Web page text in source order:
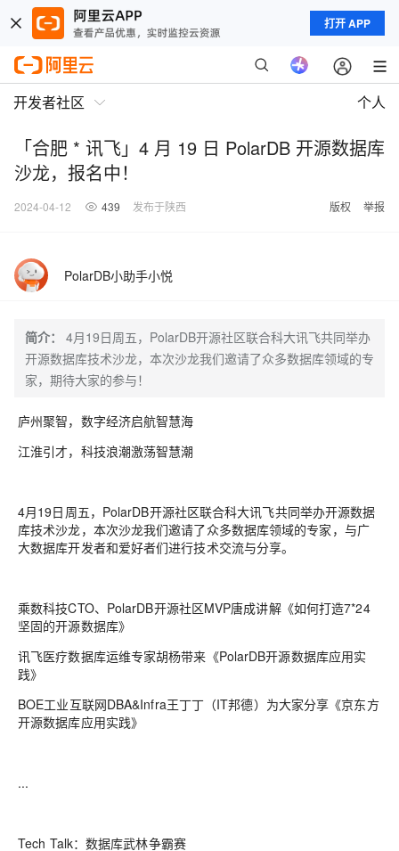
打开 APP
开发者社区 个人
「合肥 * 讯飞」4 月 19 日 PolarDB 开源数据库
沙龙，报名中！
2024-04-12 439 发布于陕西 版权 举报
PolarDB小助手小悦
简介：
4月19日周五，PolarDB开源社区联合科大讯飞共同举办
开源数据库技术沙龙，本次沙龙我们邀请了众多数据库领域的专
家，期待大家的参与！
庐州聚智，数字经济启航智慧海
江淮引才，科技浪潮激荡智慧潮
4月19日周五，PolarDB开源社区联合科大讯飞共同举办开源数据
库技术沙龙，本次沙龙我们邀请了众多数据库领域的专家，与广
大数据库开发者和爱好者们进行技术交流与分享。
乘数科技CTO、PolarDB开源社区MVP唐成讲解《如何打造7*24
坚固的开源数据库》
讯飞医疗数据库运维专家胡杨带来《PolarDB开源数据库应用实
践》
BOE工业互联网DBA&Infra王丁丁（IT邦德）为大家分享《京东方
开源数据库应用实践》
...
Tech Talk：数据库武林争霸赛